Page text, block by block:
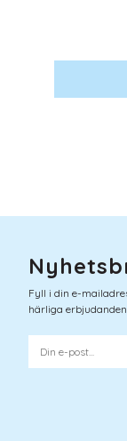
Fyll i din e-
härliga